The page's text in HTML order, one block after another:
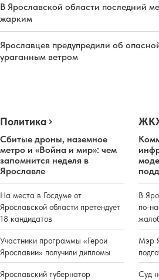
В Ярославской области последний
жарким
Ярославцев предупредили об
ураганным ветром
Политика
Сбитые дроны, наземное
метро и «Война и мир»: чем
запомнится неделя в
Ярославле
На места в Госдуме от
Ярославской области претендует
18 кандидатов
Участники программы «Герои
Ярославии» получили дипломы
Ярославский губернатор
В
по-
Мэр
Суд